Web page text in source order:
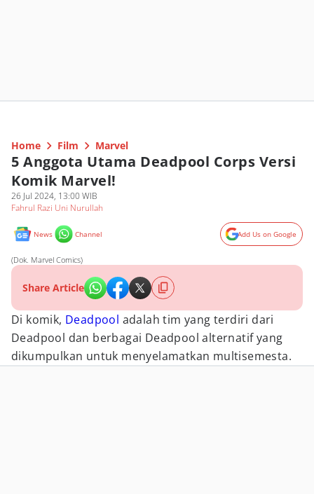
Home Film Marvel
5 Anggota Utama Deadpool Corps Versi
Komik Marvel!
26 Jul 2024, 13:00 WIB
Fahrul Razi Uni Nurullah
News Channel Add Us on Google
(Dok. Marvel Comics)
Share Article
Di komik, Deadpool adalah tim yang terdiri dari
Deadpool dan berbagai Deadpool alternatif yang
dikumpulkan untuk menyelamatkan multisemesta.